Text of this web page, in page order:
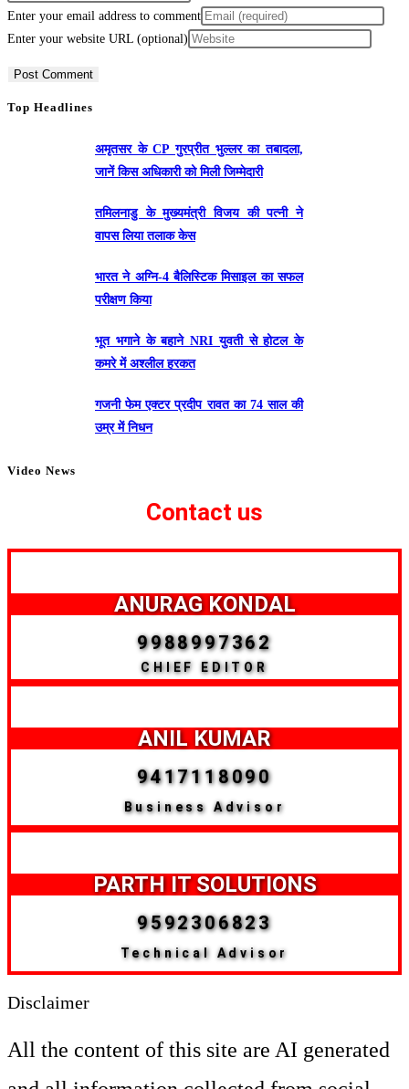
Enter your email address to comment
Enter your website URL (optional)
Top Headlines
अमृतसर के CP गुरप्रीत भुल्लर का तबादला,
जानें किस अधिकारी को मिली जिम्मेदारी
तमिलनाडु के मुख्यमंत्री विजय की पत्नी ने
वापस लिया तलाक केस
भारत ने अग्नि-4 बैलिस्टिक मिसाइल का सफल
परीक्षण किया
भूत भगाने के बहाने NRI युवती से होटल के
कमरे में अश्लील हरकत
गजनी फेम एक्टर प्रदीप रावत का 74 साल की
उम्र में निधन
Video News
Contact us
ANURAG KONDAL
9988997362
CHIEF EDITOR
ANIL KUMAR
9417118090
Business Advisor
PARTH IT SOLUTIONS
9592306823
Technical Advisor
Disclaimer
All the content of this site are AI generated